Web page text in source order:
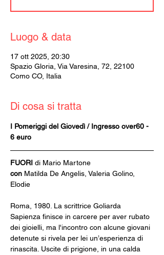
Luogo & data
17 ott 2025, 20:30
Spazio Gloria, Via Varesina, 72, 22100
Como CO, Italia
Di cosa si tratta
I Pomeriggi del Giovedì / Ingresso over60 -
6 euro
FUORI di Mario Martone
con Matilda De Angelis, Valeria Golino,
Elodie
Roma, 1980. La scrittrice Goliarda
Sapienza finisce in carcere per aver rubato
dei gioielli, ma l'incontro con alcune giovani
detenute si rivela per lei un’esperienza di
rinascita. Uscite di prigione, in una calda